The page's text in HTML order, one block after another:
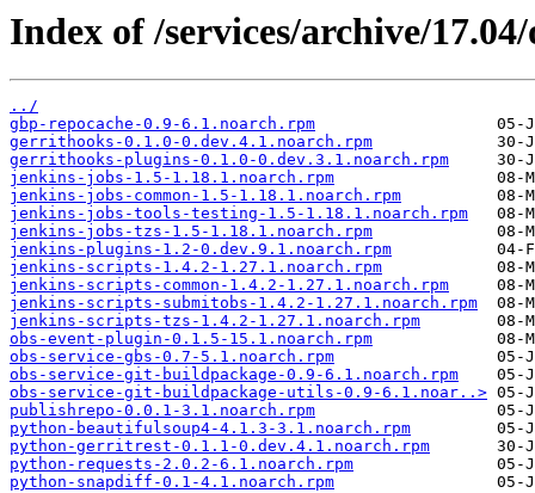
Index of /services/archive/
../
gbp-repocache-0.9-6.1.noarch.rpm
gerrithooks-0.1.0-0.dev.4.1.noarch.rpm
gerrithooks-plugins-0.1.0-0.dev.3.1.noarch.rpm
jenkins-jobs-1.5-1.18.1.noarch.rpm
jenkins-jobs-common-1.5-1.18.1.noarch.rpm
jenkins-jobs-tools-testing-1.5-1.18.1.noarch.rpm
jenkins-jobs-tzs-1.5-1.18.1.noarch.rpm
jenkins-plugins-1.2-0.dev.9.1.noarch.rpm
jenkins-scripts-1.4.2-1.27.1.noarch.rpm
jenkins-scripts-common-1.4.2-1.27.1.noarch.rpm
jenkins-scripts-submitobs-1.4.2-1.27.1.noarch.rpm
jenkins-scripts-tzs-1.4.2-1.27.1.noarch.rpm
obs-event-plugin-0.1.5-15.1.noarch.rpm
obs-service-gbs-0.7-5.1.noarch.rpm
obs-service-git-buildpackage-0.9-6.1.noarch.rpm
obs-service-git-buildpackage-utils-0.9-6.1.noar..>
publishrepo-0.0.1-3.1.noarch.rpm
python-beautifulsoup4-4.1.3-3.1.noarch.rpm
python-gerritrest-0.1.1-0.dev.4.1.noarch.rpm
python-requests-2.0.2-6.1.noarch.rpm
python-snapdiff-0.1-4.1.noarch.rpm